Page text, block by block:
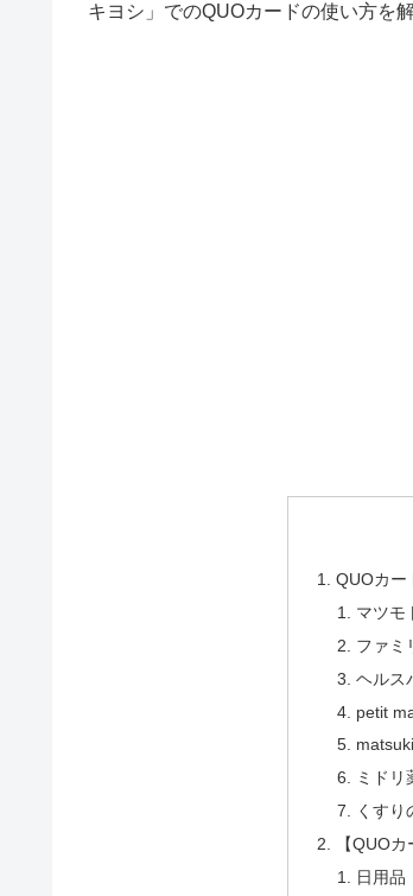
キヨシ」でのQUOカードの使い方を
QUOカー
マツモ
ファミ
ヘルス
petit
ミドリ
くすり
【QUO
日用品